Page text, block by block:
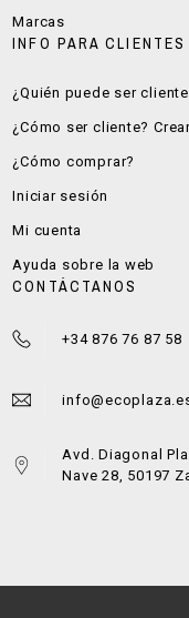
Marcas
INFO PARA CLIENTES
¿Quién puede ser
¿Cómo ser cliente?
¿Cómo comprar?
Iniciar sesión
Mi cuenta
Ayuda sobre la web
CONTÁCTANOS
+34 876 76 87 58
Avd. Diagonal
Nave 28, 50197